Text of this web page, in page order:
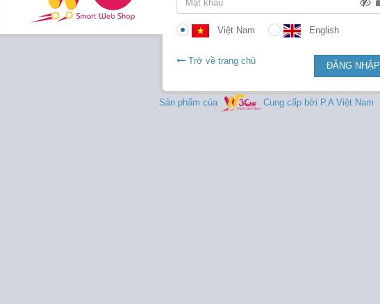
Việt Nam English
Trở về trang chủ ĐĂNG NHẬP
Sản phẩm của Cung cấp bởi P.A Việt Nam